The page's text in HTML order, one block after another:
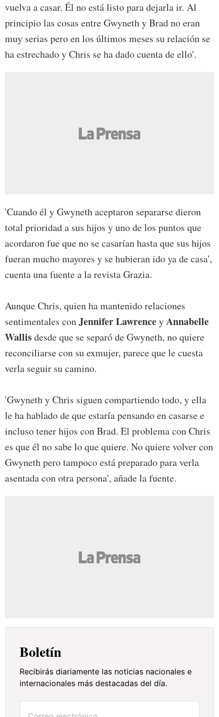
vuelva a casar. Él no está listo para dejarla ir. Al
principio las cosas entre Gwyneth y Brad no eran
muy serias pero en los últimos meses su relación se
ha estrechado y Chris se ha dado cuenta de ello'.
'Cuando él y Gwyneth aceptaron separarse dieron
total prioridad a sus hijos y uno de los puntos que
acordaron fue que no se casarían hasta que sus hijos
fueran mucho mayores y se hubieran ido ya de casa',
cuenta una fuente a la revista Grazia.
Aunque Chris, quien ha mantenido relaciones
sentimentales conJennifer LawrenceyAnnabelle
Wallisdesde que se separó de Gwyneth, no quiere
reconciliarse con su exmujer, parece que le cuesta
verla seguir su camino.
'Gwyneth y Chris siguen compartiendo todo, y ella
le ha hablado de que estaría pensando en casarse e
incluso tener hijos con Brad. El problema con Chris
es que él no sabe lo que quiere. No quiere volver con
Gwyneth pero tampoco está preparado para verla
asentada con otra persona', añade la fuente.
Boletín
Recibirás diariamente las noticias nacionales e
internacionales más destacadas del día.